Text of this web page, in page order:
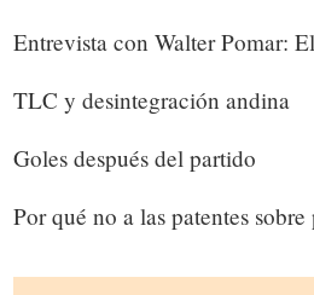
Entrevista con Walter Pomar:
TLC y desintegración andina
Goles después del partido
Por qué no a las patentes